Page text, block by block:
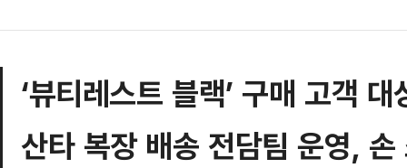
‘뷰티레스트 블랙’ 구매 고객
산타 복장 배송 전담팀 운영, 손